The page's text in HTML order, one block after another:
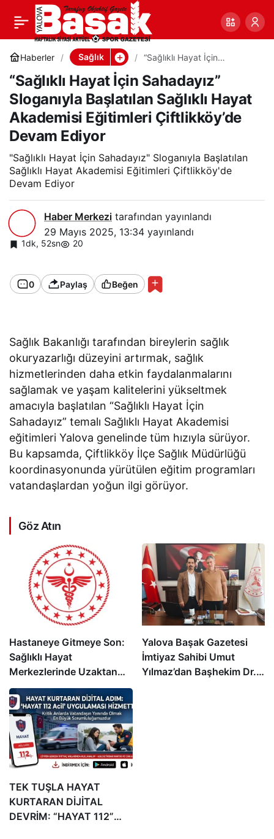
Haberler Sağlık
“Sağlıklı Hayat İçin
Başlatılan Sağlıklı Hayat
Akademisi Eğitimleri
Çiftlikköy’de Devam Ediyor
“Sağlıklı Hayat İçin Sahadayız”
Sloganıyla Başlatılan Sağlıklı Hayat
Akademisi Eğitimleri Çiftlikköy’de
Devam Ediyor
"Sağlıklı Hayat İçin Sahadayız" Sloganıyla Başlatılan
Sağlıklı Hayat Akademisi Eğitimleri Çiftlikköy'de
Devam Ediyor
Haber Merkezi tarafından yayınlandı
29 Mayıs 2025, 13:34 yayınlandı
1dk, 52sn 20
0 Paylaş Beğen
Sağlık Bakanlığı tarafından bireylerin sağlık
okuryazarlığı düzeyini artırmak, sağlık
hizmetlerinden daha etkin faydalanmalarını
sağlamak ve yaşam kalitelerini yükseltmek
amacıyla başlatılan “Sağlıklı Hayat İçin
Sahadayız” temalı Sağlıklı Hayat Akademisi
eğitimleri Yalova genelinde tüm hızıyla sürüyor.
Bu kapsamda, Çiftlikköy İlçe Sağlık Müdürlüğü
koordinasyonunda yürütülen eğitim programları
vatandaşlardan yoğun ilgi görüyor.
Göz Atın
Hastaneye Gitmeye Son:
Sağlıklı Hayat
Merkezlerinde Uzaktan
Görüşme Dönemi Başladı
Yalova Başak Gazetesi
İmtiyaz Sahibi Umut
Yılmaz’dan Başhekim Dr.
TEK TUŞLA HAYAT
KURTARAN DİJİTAL
DEVRİM: “HAYAT 112”
“Sağlıklı Hayat İçin
Sahadayız” Sloganıyla
Başlatılan Sağlıklı Hayat
Akademisi Eğitimleri
Çiftlikköy’de Devam
Ediyor
0 Paylaş